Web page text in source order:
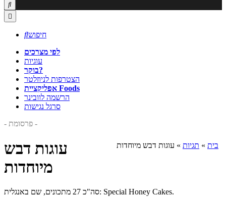


חיפוש
לפי מצרכים
עוגיות
בוקר?
הצטרפות לניוזלטר
אפליקציית Foods
הרשמה לוובינר
סרגל נגישות
- פרסומת -
בית » תגיות » עוגות דבש מיוחדות
עוגות דבש
מיוחדות
סה"כ 27 מתכונים, שם באנגלית: Special Honey Cakes.